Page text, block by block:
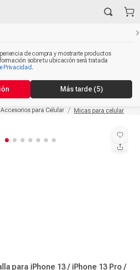
de compra y mostrarte productos
sobre tu ubicación será tratada
Privacidad .
Más tarde (5)
Accesorios para Celular Micas para celular
para iPhone 13 / iPhone 13 Pro /